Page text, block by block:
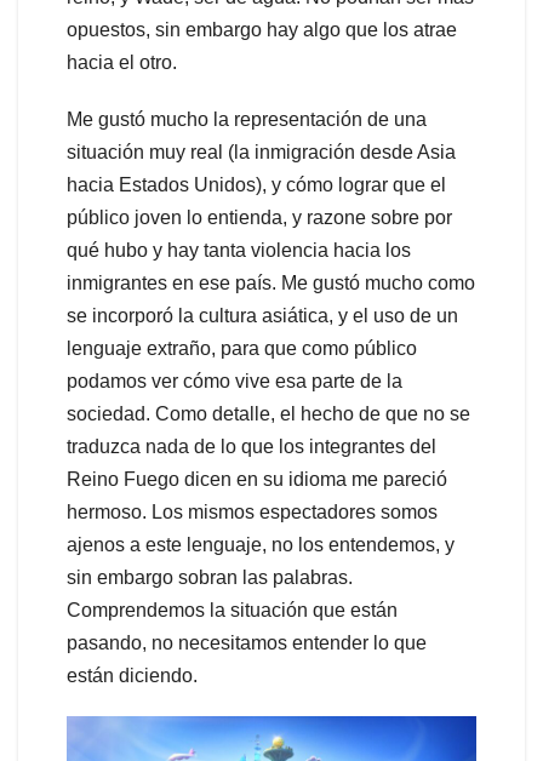
opuestos, sin embargo hay algo que los atrae
hacia el otro.
Me gustó mucho la representación de una
situación muy real (la inmigración desde Asia
hacia Estados Unidos), y cómo lograr que el
público joven lo entienda, y razone sobre por
qué hubo y hay tanta violencia hacia los
inmigrantes en ese país. Me gustó mucho como
se incorporó la cultura asiática, y el uso de un
lenguaje extraño, para que como público
podamos ver cómo vive esa parte de la
sociedad. Como detalle, el hecho de que no se
traduzca nada de lo que los integrantes del
Reino Fuego dicen en su idioma me pareció
hermoso. Los mismos espectadores somos
ajenos a este lenguaje, no los entendemos, y
sin embargo sobran las palabras.
Comprendemos la situación que están
pasando, no necesitamos entender lo que
están diciendo.